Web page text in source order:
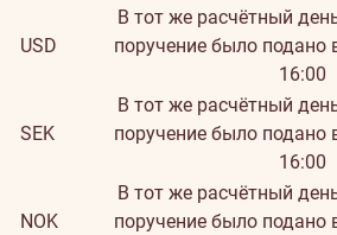
USD
В тот же расчётный
поручение было подано
16:00
SEK
В тот же расчётный
поручение было подано
16:00
NOK
В тот же расчётный
поручение было подано